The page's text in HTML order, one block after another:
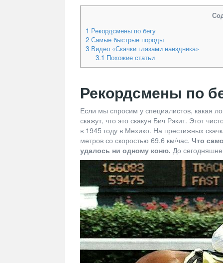
1 Рекордсмены по бегу
2 Самые быстрые породы
3 Видео «Скачки глазами наездника»
3.1 Похожие статьи
Рекордсмены по
Если мы спросим у специалистов, какая
скажут, что это скакун Бич Рэкит. Этот
в 1945 году в Мехико. На престижных
метров со скоростью 69,6 км/час. Что
удалось ни одному коню. До